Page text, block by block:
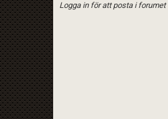
Logga in för att posta i forumet